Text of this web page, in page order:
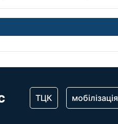
прокуратури
ТЦК мобілізація